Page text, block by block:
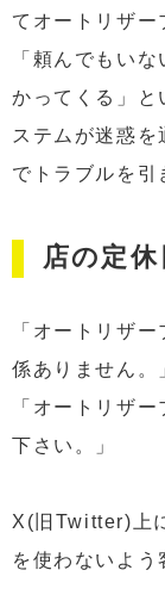
てオートリザー
「頼んでもい
かってくる」と
ステムが迷惑
でトラブルを引
店の定休
「オートリザ
係ありません。
「オートリザ
下さい。」
X(旧Twitter)上
を使わないよう